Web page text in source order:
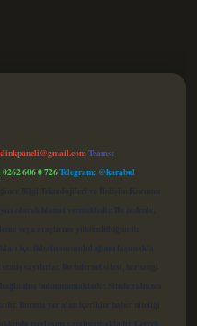
Teams:
606 0 726Telegram: @karabul